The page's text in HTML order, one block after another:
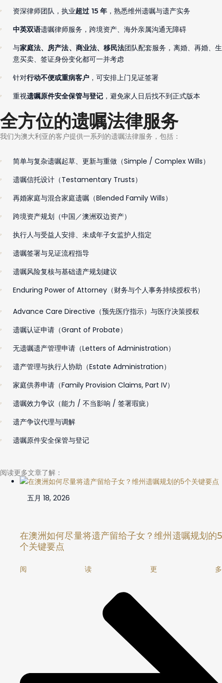
资深律师团队，执业超过 15 年 ，熟悉维州遗嘱与遗产实务
中英双语遗嘱律师服务，跨境资产、海外亲属沟通无障碍
与家庭法、房产法、商业法、移民法团队配套服务，离婚、再婚、生
意买卖、签证身份变化都可一并考虑
针对行动不便或重病客户 ，可安排上门见证签署
重视遗嘱原件安全保管与登记 ，避免家人日后找不到正式版本
全方位的遗嘱法律服务
我们为澳大利亚的客户提供一系列的遗嘱法律服务，包括：
简单与复杂遗嘱起草、更新与重做（Simple / Complex Wills）
遗嘱信托设计（Testamentary Trusts）
再婚家庭与混合家庭遗嘱（Blended Family Wills）
跨境资产规划（中国／澳洲双边资产）
执行人与受益人安排、未成年子女监护人指定
遗嘱签署与见证流程指导
遗嘱风险复核与基础遗产规划建议
Enduring Power of Attorney（财务与个人事务持续授权书）
Advance Care Directive（预先医疗指示）与医疗决策授权
遗嘱认证申请（Grant of Probate）
无遗嘱遗产管理申请（Letters of Administration）
遗产管理与执行人协助（Estate Administration）
家庭供养申请（Family Provision Claims, Part IV）
遗嘱效力争议（能力 / 不当影响 / 签署瑕疵）
遗产争议代理与调解
遗嘱原件安全保管与登记
阅读更多文章了解：
五月 18, 2026
在澳洲如何尽量将遗产留给子女？维州遗嘱规划的5
个关键要点
阅读更多